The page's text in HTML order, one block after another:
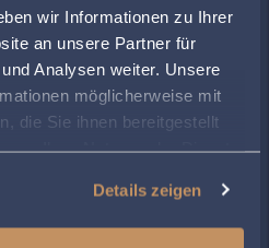
wir Informationen zu Ihrer
an unsere Partner für
Analysen weiter. Unsere
möglicherweise mit
die Sie ihnen bereitgestellt
Ihrer Nutzung der Dienste
Details zeigen